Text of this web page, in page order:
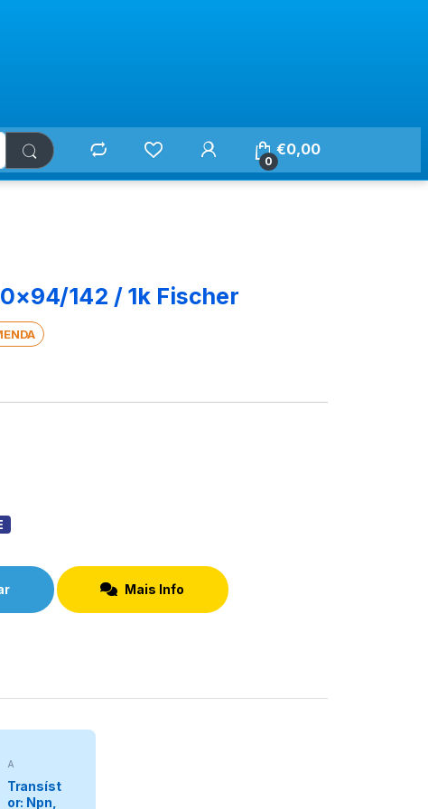
0
€0,00
142 / 1k Fischer
Mais Info
A
categorizar
Transíst
or: Npn,